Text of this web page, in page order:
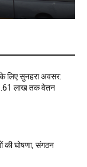
लिए सुनहरा अवसर:
लाख तक वेतन
की घोषणा, संगठन